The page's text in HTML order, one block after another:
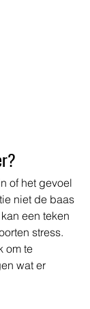
of het gevoel
niet de baas
een teken
stress.
om te
wat er